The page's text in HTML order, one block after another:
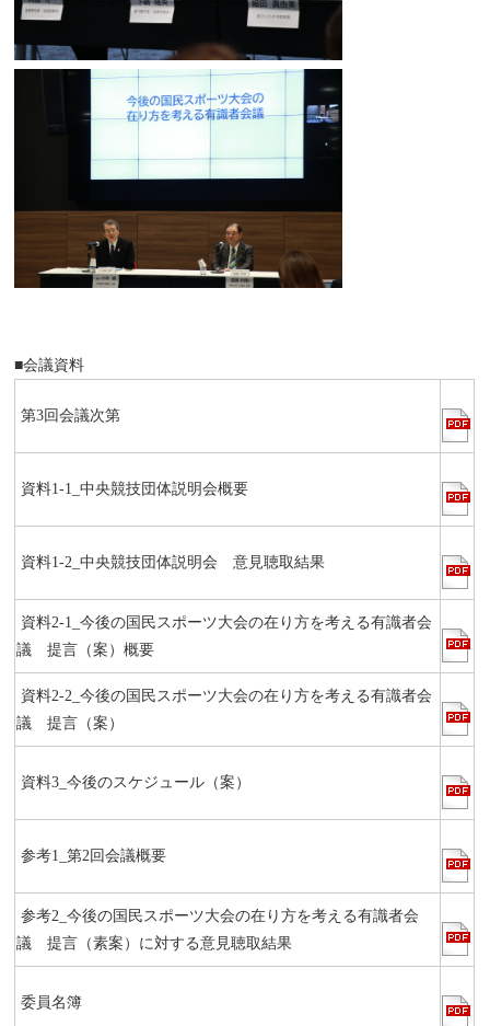
■会議資料
第3回会議次第
資料1-1_中央競技団体説明会概要
資料1-2_中央競技団体説明会 意見聴取結果
資料2-1_今後の国民スポーツ大会の在り方を考える有識者会
議 提言（案）概要
資料2-2_今後の国民スポーツ大会の在り方を考える有識者会
議 提言（案）
資料3_今後のスケジュール（案）
参考1_第2回会議概要
参考2_今後の国民スポーツ大会の在り方を考える有識者会
議 提言（素案）に対する意見聴取結果
委員名簿